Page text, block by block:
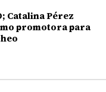
Catalina Pérez
promotora para